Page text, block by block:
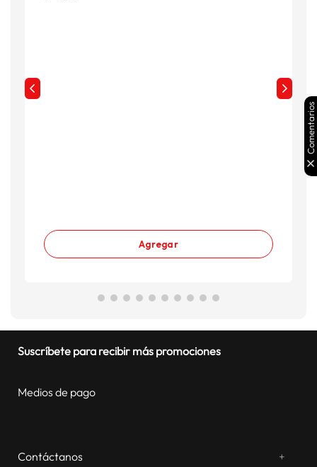
Agregar
Suscríbete para recibir más promociones
Medios de pago
Contáctanos +
Comentarios